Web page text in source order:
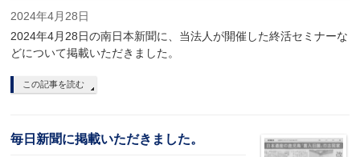
2024年4月28日
2024年4月28日の南日本新聞に、当法人が開催した終活セミナーな
どについて掲載いただきました。
この記事を読む
毎日新聞に掲載いただきました。